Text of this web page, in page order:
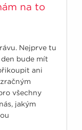
na to
Nejprve tu
bude mít
ani
všechny
jakým